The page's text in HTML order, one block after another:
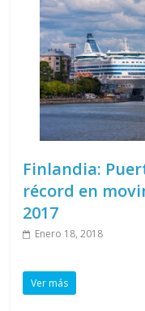
Finlandia:
récord en
2017
Enero 18, 2018
Ver más